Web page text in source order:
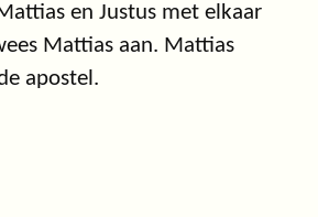
en Justus met elkaar
Mattias aan. Mattias
apostel.